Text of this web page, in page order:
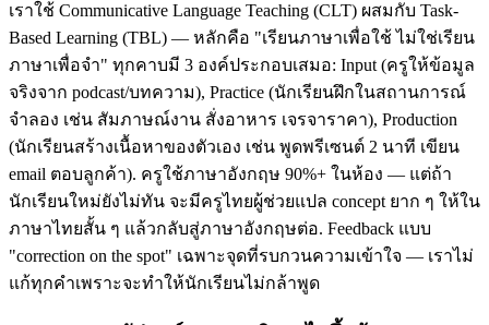
เราใช้ Communicative Language Teaching (CLT) ผสมกับ Task-
Based Learning (TBL) — หลักคือ "เรียนภาษาเพื่อใช้ ไม่ใช่เรียน
ภาษาเพื่อจำ" ทุกคาบมี 3 องค์ประกอบเสมอ: Input (ครูให้ข้อมูล
จริงจาก podcast/บทความ), Practice (นักเรียนฝึกในสถานการณ์
จำลอง เช่น สัมภาษณ์งาน สั่งอาหาร เจรจาราคา), Production
(นักเรียนสร้างเนื้อหาของตัวเอง เช่น พูดพรีเซนต์ 2 นาที เขียน
email ตอบลูกค้า). ครูใช้ภาษาอังกฤษ 90%+ ในห้อง — แต่ถ้า
นักเรียนใหม่ยังไม่ทัน จะมีครูไทยผู้ช่วยแปล concept ยาก ๆ ให้ใน
ภาษาไทยสั้น ๆ แล้วกลับสู่ภาษาอังกฤษต่อ. Feedback แบบ
"correction on the spot" เฉพาะจุดที่รบกวนความเข้าใจ — เราไม่
แก้ทุกคำเพราะจะทำให้นักเรียนไม่กล้าพูด